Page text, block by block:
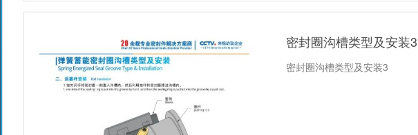
密封圈沟槽类型及安装3
密封圈沟槽类型及安装3